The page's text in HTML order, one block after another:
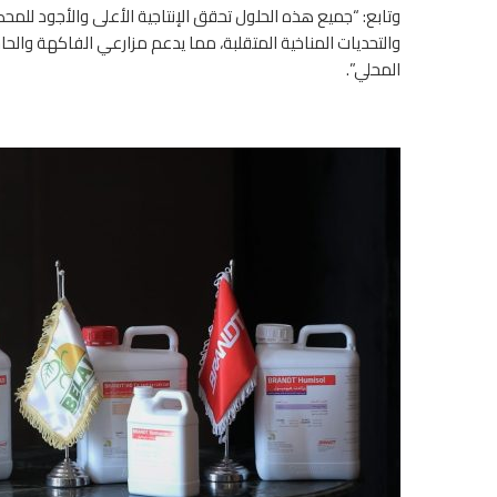
وتابع: “جميع هذه الحلول تحقق الإنتاجية الأعلى والأجود
والتحديات المناخية المتقلبة، مما يدعم مزارعي الفاكهة
المحلي”.